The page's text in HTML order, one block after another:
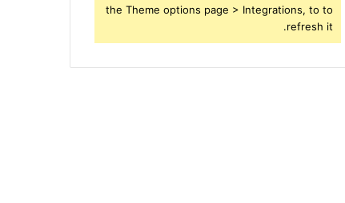
the Theme options page > Integrations, to to
refresh it.